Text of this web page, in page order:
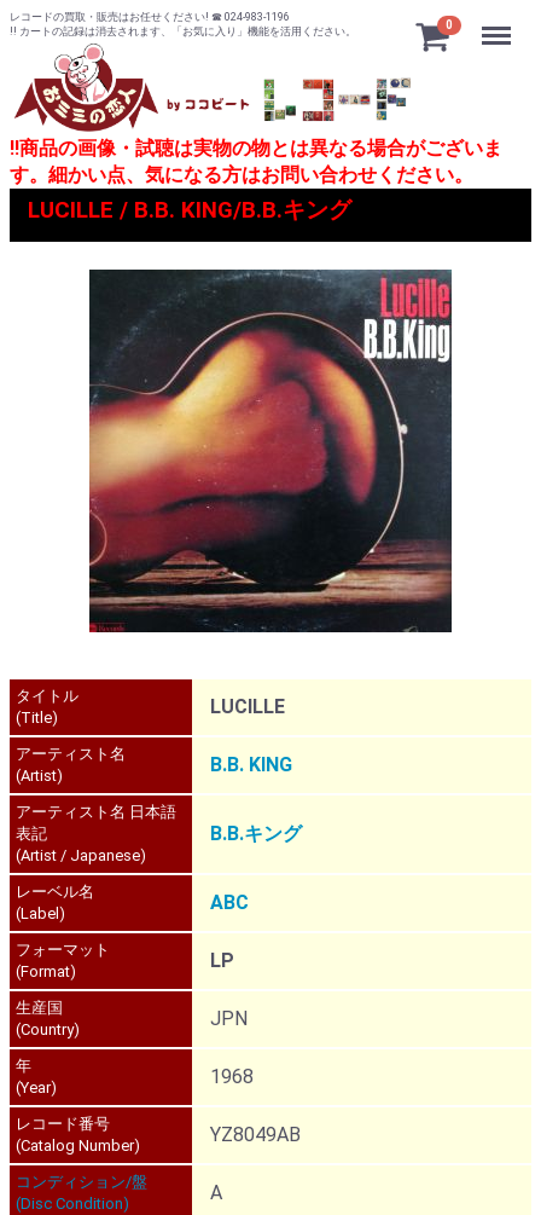
レコードの買取・販売はお任せください! ☎ 024-983-1196
!! カートの記録は消去されます、「お気に入り」機能を活用ください。
0 Menu
!!商品の画像・試聴は実物の物とは異なる場合がございま
す。細かい点、気になる方はお問い合わせください。
LUCILLE / B.B. KING/B.B.キング
タイトル
(Title)
LUCILLE
アーティスト名
(Artist)
B.B. KING
アーティスト名 日本語
表記
(Artist / Japanese)
B.B.キング
レーベル名
(Label)
ABC
フォーマット
(Format)
LP
生産国
(Country)
JPN
年
(Year)
1968
レコード番号
(Catalog Number)
YZ8049AB
コンディション/盤
(Disc Condition)
A